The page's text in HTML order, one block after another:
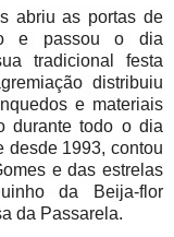
abriu as portas de
e passou o dia
tradicional festa
distribuiu
e materiais
durante todo o dia
desde 1993, contou
e das estrelas
da Beija-flor
da Passarela.